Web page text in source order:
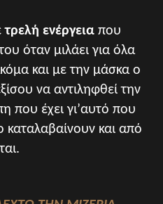
τρελή ενέργεια που
όταν μιλάει για όλα
και με την μάσκα ο
να αντιληφθεί την
που έχει γι’αυτό που
καταλαβαίνουν και από